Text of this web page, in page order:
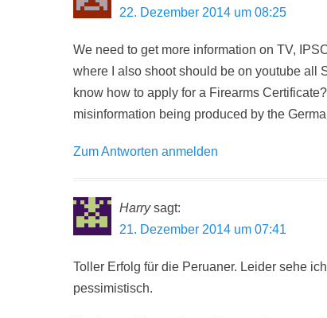
22. Dezember 2014 um 08:25
We need to get more information on TV,
where I also shoot should be on youtube all
know how to apply for a Firearms
misinformation being produced by the
Zum Antworten anmelden
Harry sagt:
21. Dezember 2014 um 07:41
Toller Erfolg für die Peruaner. Leider sehe
pessimistisch.